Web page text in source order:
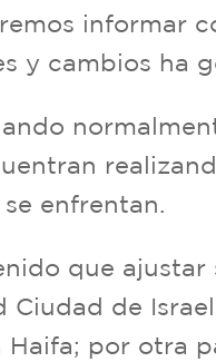
informar
y cambios ha
enfrentan.
que ajustar
de
por otra